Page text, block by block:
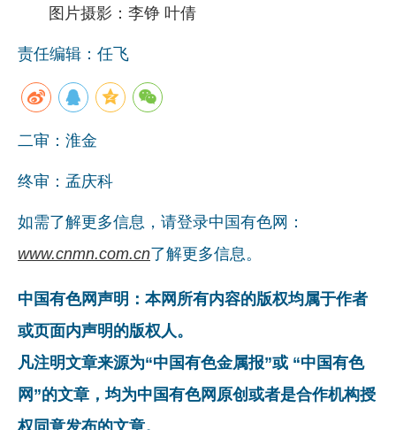
图片摄影：李铮 叶倩
责任编辑：任飞
二审：淮金
终审：孟庆科
如需了解更多信息，请登录中国有色网：
www.cnmn.com.cn了解更多信息。
中国有色网声明：本网所有内容的版权均属于作者
或页面内声明的版权人。
凡注明文章来源为“中国有色金属报”或 “中国有色
网”的文章，均为中国有色网原创或者是合作机构授
权同意发布的文章。